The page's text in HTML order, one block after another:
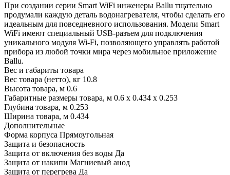
При создании серии Smart WiFi инженеры Ballu тщательно
продумали каждую деталь водонагревателя, чтобы сделать его
идеальным для повседневного использования. Модели Smart
WiFi имеют специальный USB-разъем для подключения
уникального модуля Wi-Fi, позволяющего управлять работой
прибора из любой точки мира через мобильное приложение
Ballu.
Вес и габариты товара
Вес товара (нетто), кг 10.8
Высота товара, м 0.6
Габаритные размеры товара, м 0.6 x 0.434 x 0.253
Глубина товара, м 0.253
Ширина товара, м 0.434
Дополнительные
Форма корпуса Прямоугольная
Защита и безопасность
Защита от включения без воды Да
Защита от накипи Магниевый анод
Защита от перегрева Да